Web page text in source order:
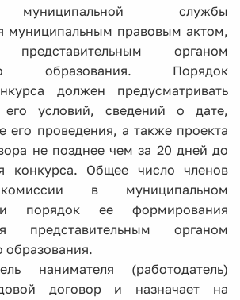
муниципальной службы
муниципальным правовым актом,
представительным органом
образования. Порядок
должен предусматривать
его условий, сведений о дате,
его проведения, а также проекта
не позднее чем за 20 дней до
конкурса. Общее число членов
в муниципальном
и порядок ее формирования
представительным органом
образования.
нанимателя (работодатель)
договор и назначает на